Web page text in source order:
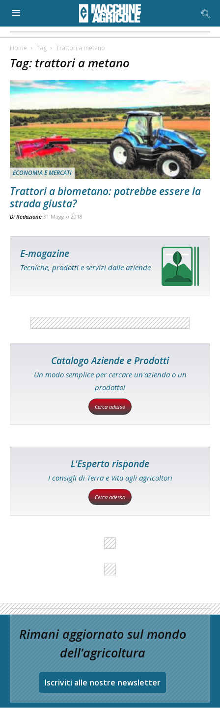
Home Tag Trattori a metano
Tag: trattori a metano
ECONOMIA E MERCATI
Trattori a biometano: potrebbe essere la
strada giusta?
Di Redazione 31 Maggio 2018
E-magazine
Tecniche, prodotti e servizi dalle aziende
Catalogo Aziende e Prodotti
Un modo semplice per cercare un'azienda o un
prodotto!
Cerca adesso
L'Esperto risponde
I consigli di Terra e Vita agli agricoltori
Cerca adesso
Rimani aggiornato sul mondo
dell’agricoltura
Iscriviti alle nostre newsletter